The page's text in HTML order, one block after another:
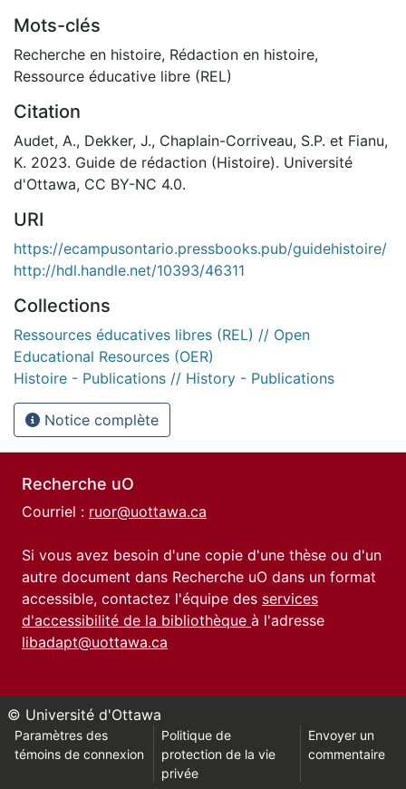
Mots-clés
Recherche en histoire, Rédaction en histoire,
Ressource éducative libre (REL)
Citation
Audet, A., Dekker, J., Chaplain-Corriveau, S.P. et Fianu,
K. 2023. Guide de rédaction (Histoire). Université
d'Ottawa, CC BY-NC 4.0.
URI
https://ecampusontario.pressbooks.pub/guidehistoire/
http://hdl.handle.net/10393/46311
Collections
Ressources éducatives libres (REL) // Open
Educational Resources (OER)
Histoire - Publications // History - Publications
Notice complète
Recherche uO
Courriel : ruor@uottawa.ca
Si vous avez besoin d'une copie d'une thèse ou d'un
autre document dans Recherche uO dans un format
accessible, contactez l'équipe des services
d'accessibilité de la bibliothèque à l'adresse
libadapt@uottawa.ca
© Université d'Ottawa
Paramètres des
témoins de connexion
Politique de
protection de la vie
privée
Envoyer un
commentaire